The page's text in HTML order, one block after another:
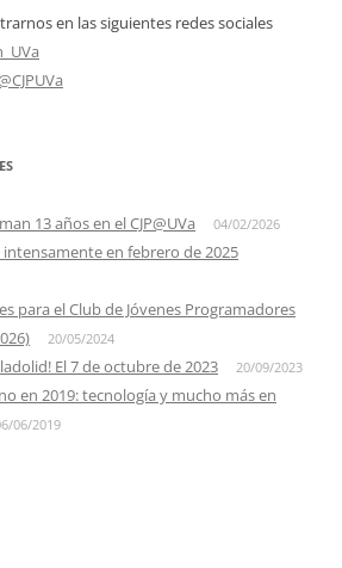
en las siguientes redes sociales
13 años en el CJP@UVa 04/02/2026
intensamente en febrero de 2025
para el Club de Jóvenes Programadores
20/05/2024
El 7 de octubre de 2023 20/09/2023
en 2019: tecnología y mucho más en
06/2019